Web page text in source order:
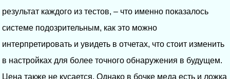
результат каждого из тестов, – что именно показалось
системе подозрительным, как это можно
интерпретировать и увидеть в отчетах, что стоит изменить
в настройках для более точного обнаружения в будущем.
Цена также не кусается. Однако в бочке меда есть и ложка